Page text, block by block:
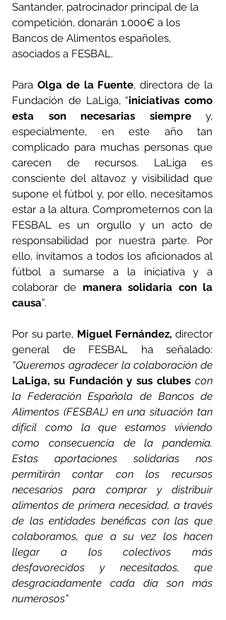
Santander, patrocinador principal de la
competición, donarán 1.000€ a los
Bancos de Alimentos españoles,
asociados a FESBAL.
Para Olga de la Fuente, directora de la
Fundación de LaLiga, “iniciativas como
esta son necesarias siempre y,
especialmente, en este año tan
complicado para muchas personas que
carecen de recursos. LaLiga es
consciente del altavoz y visibilidad que
supone el fútbol y, por ello, necesitamos
estar a la altura. Comprometernos con la
FESBAL es un orgullo y un acto de
responsabilidad por nuestra parte. Por
ello, invitamos a todos los aficionados al
fútbol a sumarse a la iniciativa y a
colaborar de manera solidaria con la
causa”.
Por su parte, Miguel Fernández, director
“Queremos agradecer la colaboración de
LaLiga, su Fundación y sus clubes con
la Federación Española de Bancos de
Alimentos (FESBAL) en una situación tan
difícil como la que estamos viviendo
como consecuencia de la pandemia.
Estas aportaciones solidarias nos
permitirán contar con los recursos
necesarios para comprar y distribuir
alimentos de primera necesidad, a través
de las entidades benéficas con las que
colaboramos, que a su vez los hacen
llegar a los colectivos más
desfavorecidos y necesitados, que
desgraciadamente cada día son más
numerosos”